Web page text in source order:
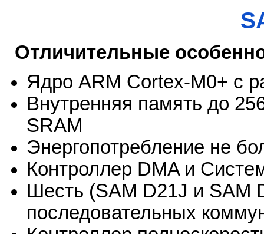
Отличительные
Ядро ARM Cortex-M0+ с
Внутренняя память до
SRAM
Энергопотребление не
Контроллер DMA и
Шесть (SAM D21J и SAM
последовательных